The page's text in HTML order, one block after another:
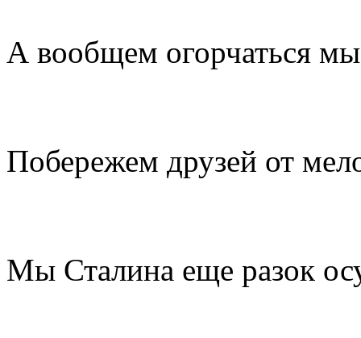
А вообщем огорчаться
Побережем друзей от
Мы Сталина еще разок